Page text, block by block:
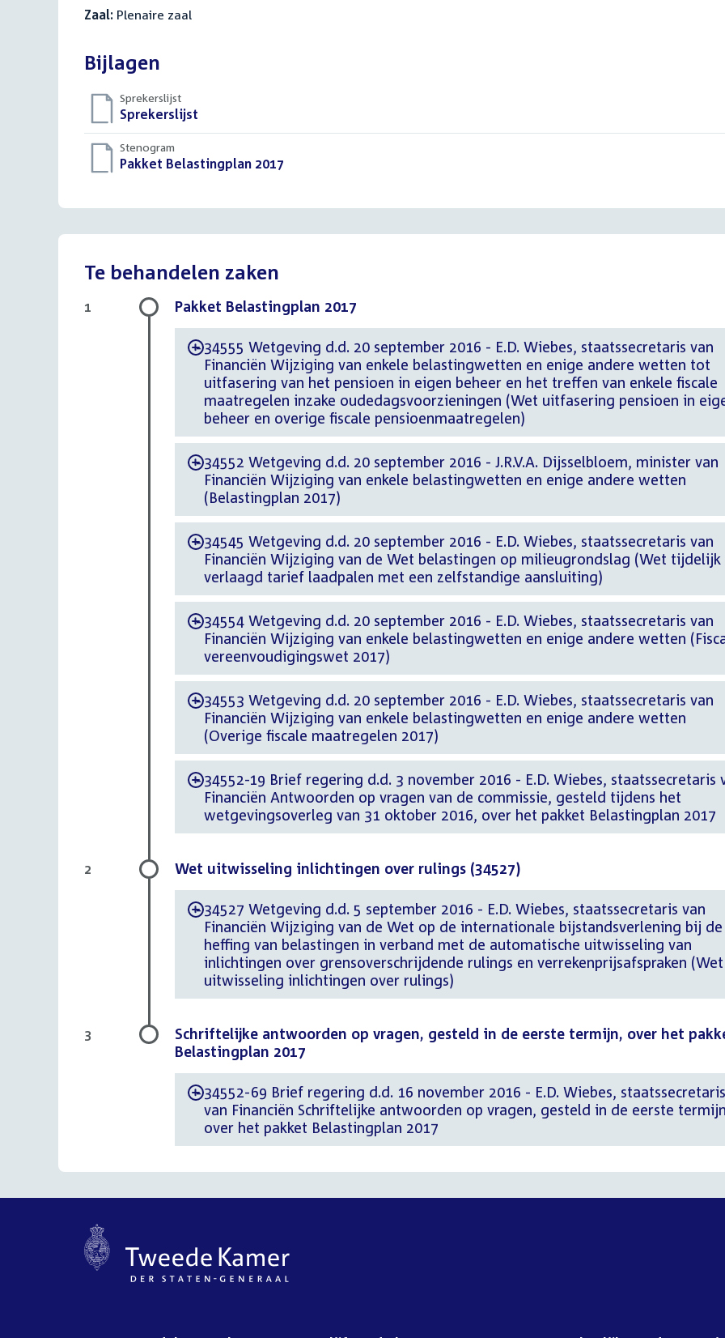
Zaal: Plenaire zaal
Bijlagen
Sprekerslijst
Download
bestand:
Sprekerslijst
Stenogram
Download
Pakket Belastingplan 2017
Te behandelen zaken
Pakket Belastingplan 2017
-34555 Wetgeving d.d. 20 september 2016 - E.D. Wiebes, staatssecretaris van
Financiën Wijziging van enkele belastingwetten en enige andere wetten tot
uitfasering van het pensioen in eigen beheer en het treffen van enkele fiscale
maatregelen inzake oudedagsvoorzieningen (Wet uitfasering pensioen in
beheer en overige fiscale pensioenmaatregelen)
-34552 Wetgeving d.d. 20 september 2016 - J.R.V.A. Dijsselbloem, minister van
Financiën Wijziging van enkele belastingwetten en enige andere wetten
(Belastingplan 2017)
-34545 Wetgeving d.d. 20 september 2016 - E.D. Wiebes, staatssecretaris van
Financiën Wijziging van de Wet belastingen op milieugrondslag (Wet tijdelijk
verlaagd tarief laadpalen met een zelfstandige aansluiting)
-34554 Wetgeving d.d. 20 september 2016 - E.D. Wiebes, staatssecretaris van
Financiën Wijziging van enkele belastingwetten en enige andere wetten
vereenvoudigingswet 2017)
-34553 Wetgeving d.d. 20 september 2016 - E.D. Wiebes, staatssecretaris van
Financiën Wijziging van enkele belastingwetten en enige andere wetten
(Overige fiscale maatregelen 2017)
-34552-19 Brief regering d.d. 3 november 2016 - E.D. Wiebes, staatssecretaris
Financiën Antwoorden op vragen van de commissie, gesteld tijdens het
wetgevingsoverleg van 31 oktober 2016, over het pakket Belastingplan 2017
1
Wet uitwisseling inlichtingen over rulings (34527)
-34527 Wetgeving d.d. 5 september 2016 - E.D. Wiebes, staatssecretaris van
Financiën Wijziging van de Wet op de internationale bijstandsverlening bij de
heffing van belastingen in verband met de automatische uitwisseling van
inlichtingen over grensoverschrijdende rulings en verrekenprijsafspraken (Wet
uitwisseling inlichtingen over rulings)
2
Schriftelijke antwoorden op vragen, gesteld in de eerste termijn, over het
Belastingplan 2017
-34552-69 Brief regering d.d. 16 november 2016 - E.D. Wiebes, staatssecretaris
van Financiën Schriftelijke antwoorden op vragen, gesteld in de eerste
over het pakket Belastingplan 2017
3